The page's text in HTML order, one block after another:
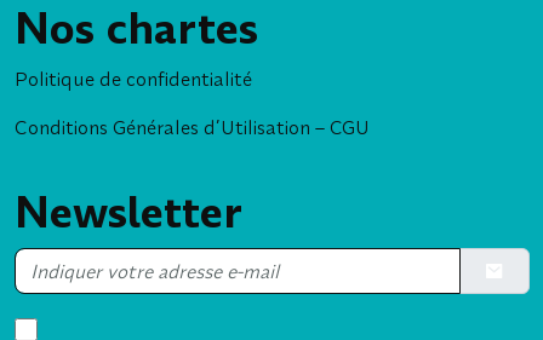
Nos chartes
Politique de confidentialité
Conditions Générales d’Utilisation – CGU
Newsletter